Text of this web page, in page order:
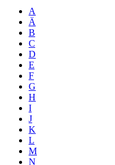
A
Ä
B
C
D
E
F
G
H
I
J
K
L
M
N